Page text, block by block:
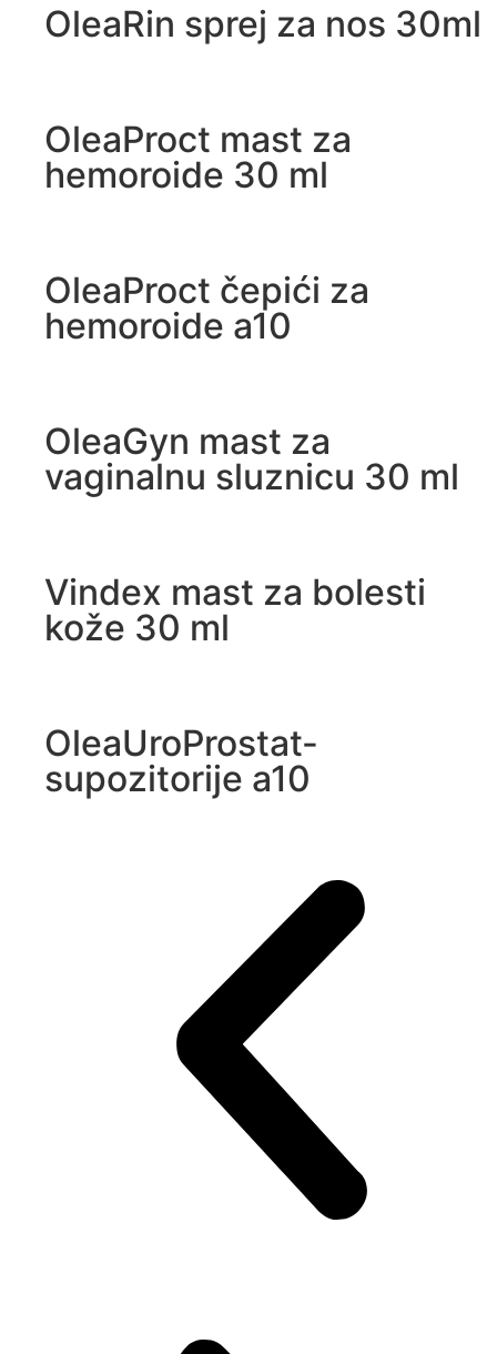
OleaRin sprej za nos 30ml
OleaProct mast za
hemoroide 30 ml
OleaProct čepići za
hemoroide a10
OleaGyn mast za
vaginalnu sluznicu 30 ml
Vindex mast za bolesti
kože 30 ml
OleaUroProstat-
supozitorije a10